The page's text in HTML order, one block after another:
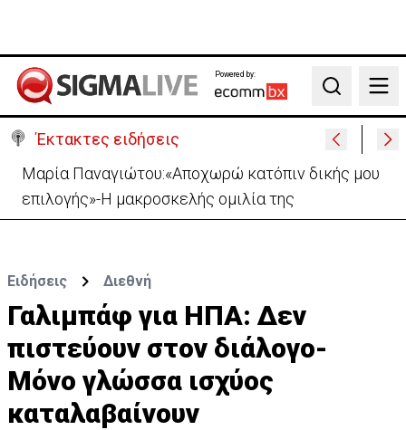
Powered by:
Search
Έκτακτες ειδήσεις
Στον Πάλμα το πόρισμα της ΕΦ για Καλό Χωριό: «Θα
αποδοθούν τυχόν ευθύνες»
Ειδήσεις Διεθνή
Γαλιμπάφ για ΗΠΑ: Δεν
πιστεύουν στον διάλογο-
Μόνο γλώσσα ισχύος
καταλαβαίνουν